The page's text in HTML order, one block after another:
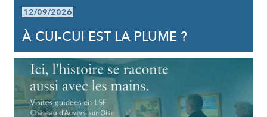
12/09/2026
À CUI-CUI EST LA PLUME ?